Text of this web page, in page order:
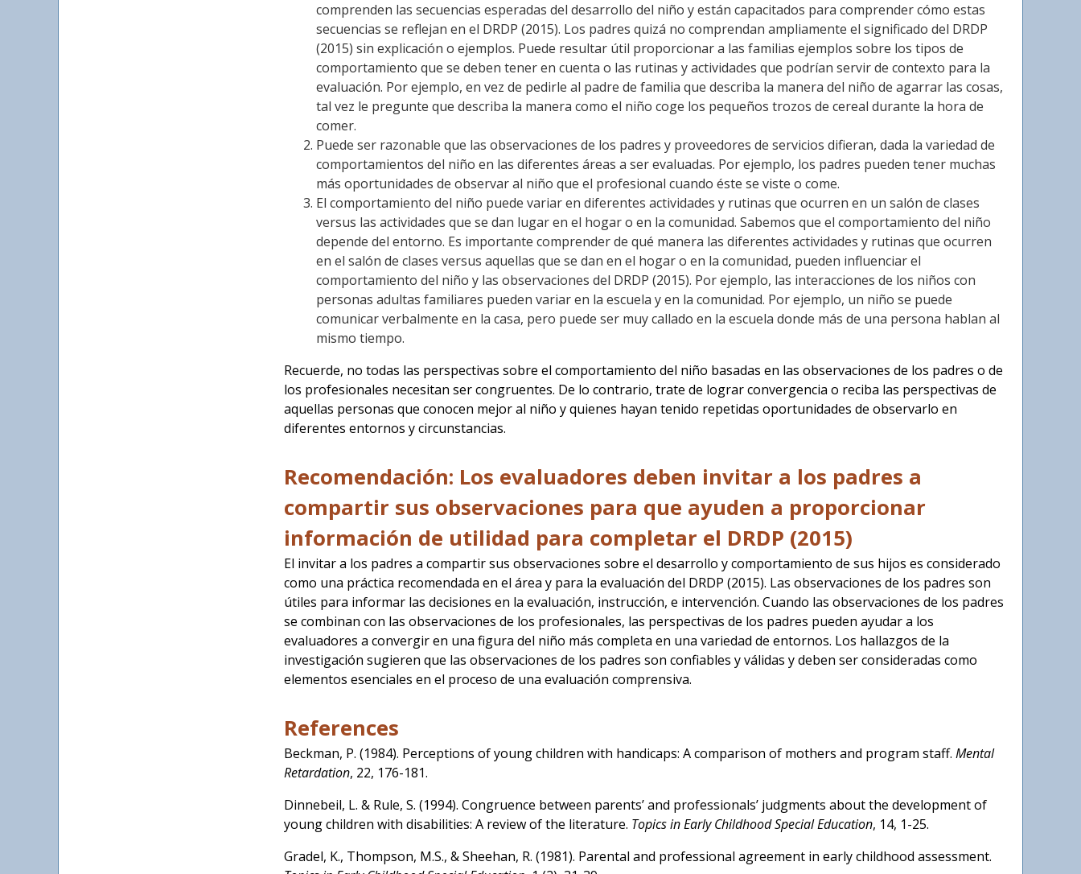
comprenden las secuencias esperadas del desarrollo del niño y están capacitados para comprender cómo estas
secuencias se reflejan en el DRDP (2015). Los padres quizá no comprendan ampliamente el significado del DRDP
(2015) sin explicación o ejemplos. Puede resultar útil proporcionar a las familias ejemplos sobre los tipos de
comportamiento que se deben tener en cuenta o las rutinas y actividades que podrían servir de contexto para la
evaluación. Por ejemplo, en vez de pedirle al padre de familia que describa la manera del niño de agarrar las cosas,
tal vez le pregunte que describa la manera como el niño coge los pequeños trozos de cereal durante la hora de
comer.
Puede ser razonable que las observaciones de los padres y proveedores de servicios difieran, dada la variedad de
comportamientos del niño en las diferentes áreas a ser evaluadas. Por ejemplo, los padres pueden tener muchas
más oportunidades de observar al niño que el profesional cuando éste se viste o come.
El comportamiento del niño puede variar en diferentes actividades y rutinas que ocurren en un salón de clases
versus las actividades que se dan lugar en el hogar o en la comunidad. Sabemos que el comportamiento del niño
depende del entorno. Es importante comprender de qué manera las diferentes actividades y rutinas que ocurren
en el salón de clases versus aquellas que se dan en el hogar o en la comunidad, pueden influenciar el
comportamiento del niño y las observaciones del DRDP (2015). Por ejemplo, las interacciones de los niños con
personas adultas familiares pueden variar en la escuela y en la comunidad. Por ejemplo, un niño se puede
comunicar verbalmente en la casa, pero puede ser muy callado en la escuela donde más de una persona hablan al
mismo tiempo.
Recuerde, no todas las perspectivas sobre el comportamiento del niño basadas en las observaciones de los padres o de
los profesionales necesitan ser congruentes. De lo contrario, trate de lograr convergencia o reciba las perspectivas de
aquellas personas que conocen mejor al niño y quienes hayan tenido repetidas oportunidades de observarlo en
diferentes entornos y circunstancias.
Recomendación: Los evaluadores deben invitar a los padres a
compartir sus observaciones para que ayuden a proporcionar
información de utilidad para completar el DRDP (2015)
El invitar a los padres a compartir sus observaciones sobre el desarrollo y comportamiento de sus hijos es considerado
como una práctica recomendada en el área y para la evaluación del DRDP (2015). Las observaciones de los padres son
útiles para informar las decisiones en la evaluación, instrucción, e intervención. Cuando las observaciones de los padres
se combinan con las observaciones de los profesionales, las perspectivas de los padres pueden ayudar a los
evaluadores a convergir en una figura del niño más completa en una variedad de entornos. Los hallazgos de la
investigación sugieren que las observaciones de los padres son confiables y válidas y deben ser consideradas como
elementos esenciales en el proceso de una evaluación comprensiva.
References
Beckman, P. (1984). Perceptions of young children with handicaps: A comparison of mothers and program staff. Mental
Retardation, 22, 176-181.
Dinnebeil, L. & Rule, S. (1994). Congruence between parents’ and professionals’ judgments about the development of
young children with disabilities: A review of the literature. Topics in Early Childhood Special Education, 14, 1-25.
Gradel, K., Thompson, M.S., & Sheehan, R. (1981). Parental and professional agreement in early childhood assessment.